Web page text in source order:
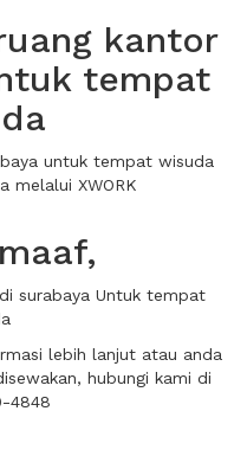
kantor
tempat
untuk tempat wisuda
melalui XWORK
surabaya Untuk tempat
lebih lanjut atau anda
hubungi kami di
4848